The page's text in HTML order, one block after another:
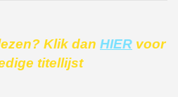
Klik dan HIER voor
titellijst